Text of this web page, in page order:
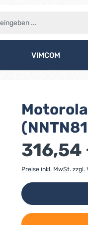
VIMCOM
316,54
Preise inkl. MwSt. zzgl.